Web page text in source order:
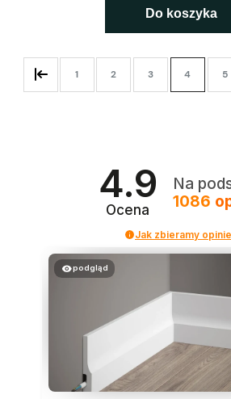
Do koszyka
1 2 3 4 5
4.9
Ocena
Na
1086
Jak zbieramy
podgląd